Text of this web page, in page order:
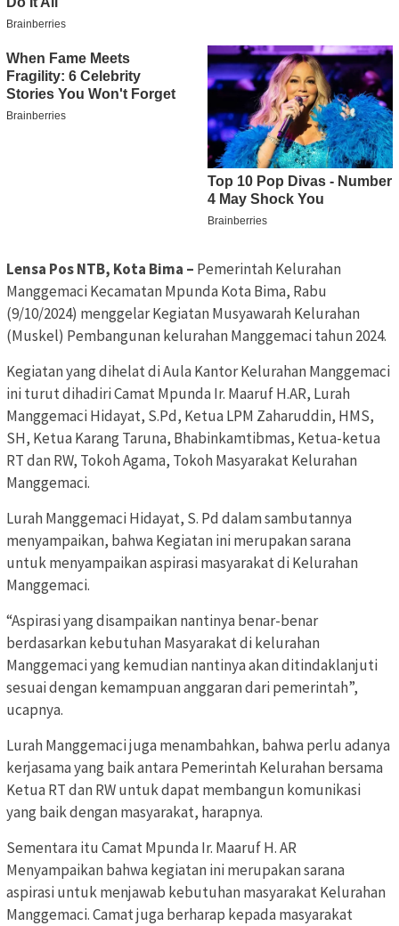
Lensa Pos NTB, Kota Bima – Pemerintah Kelurahan
Manggemaci Kecamatan Mpunda Kota Bima, Rabu
(9/10/2024) menggelar Kegiatan Musyawarah Kelurahan
(Muskel) Pembangunan kelurahan Manggemaci tahun 2024.
Kegiatan yang dihelat di Aula Kantor Kelurahan Manggemaci
ini turut dihadiri Camat Mpunda Ir. Maaruf H.AR, Lurah
Manggemaci Hidayat, S.Pd, Ketua LPM Zaharuddin, HMS,
SH, Ketua Karang Taruna, Bhabinkamtibmas, Ketua-ketua
RT dan RW, Tokoh Agama, Tokoh Masyarakat Kelurahan
Manggemaci.
Lurah Manggemaci Hidayat, S. Pd dalam sambutannya
menyampaikan, bahwa Kegiatan ini merupakan sarana
untuk menyampaikan aspirasi masyarakat di Kelurahan
Manggemaci.
“Aspirasi yang disampaikan nantinya benar-benar
berdasarkan kebutuhan Masyarakat di kelurahan
Manggemaci yang kemudian nantinya akan ditindaklanjuti
sesuai dengan kemampuan anggaran dari pemerintah”,
ucapnya.
Lurah Manggemaci juga menambahkan, bahwa perlu adanya
kerjasama yang baik antara Pemerintah Kelurahan bersama
Ketua RT dan RW untuk dapat membangun komunikasi
yang baik dengan masyarakat, harapnya.
Sementara itu Camat Mpunda Ir. Maaruf H. AR
Menyampaikan bahwa kegiatan ini merupakan sarana
aspirasi untuk menjawab kebutuhan masyarakat Kelurahan
Manggemaci. Camat juga berharap kepada masyarakat